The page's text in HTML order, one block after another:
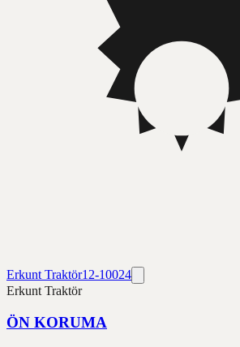
Erkunt Traktör12-10024
Erkunt Traktör
ÖN KORUMA